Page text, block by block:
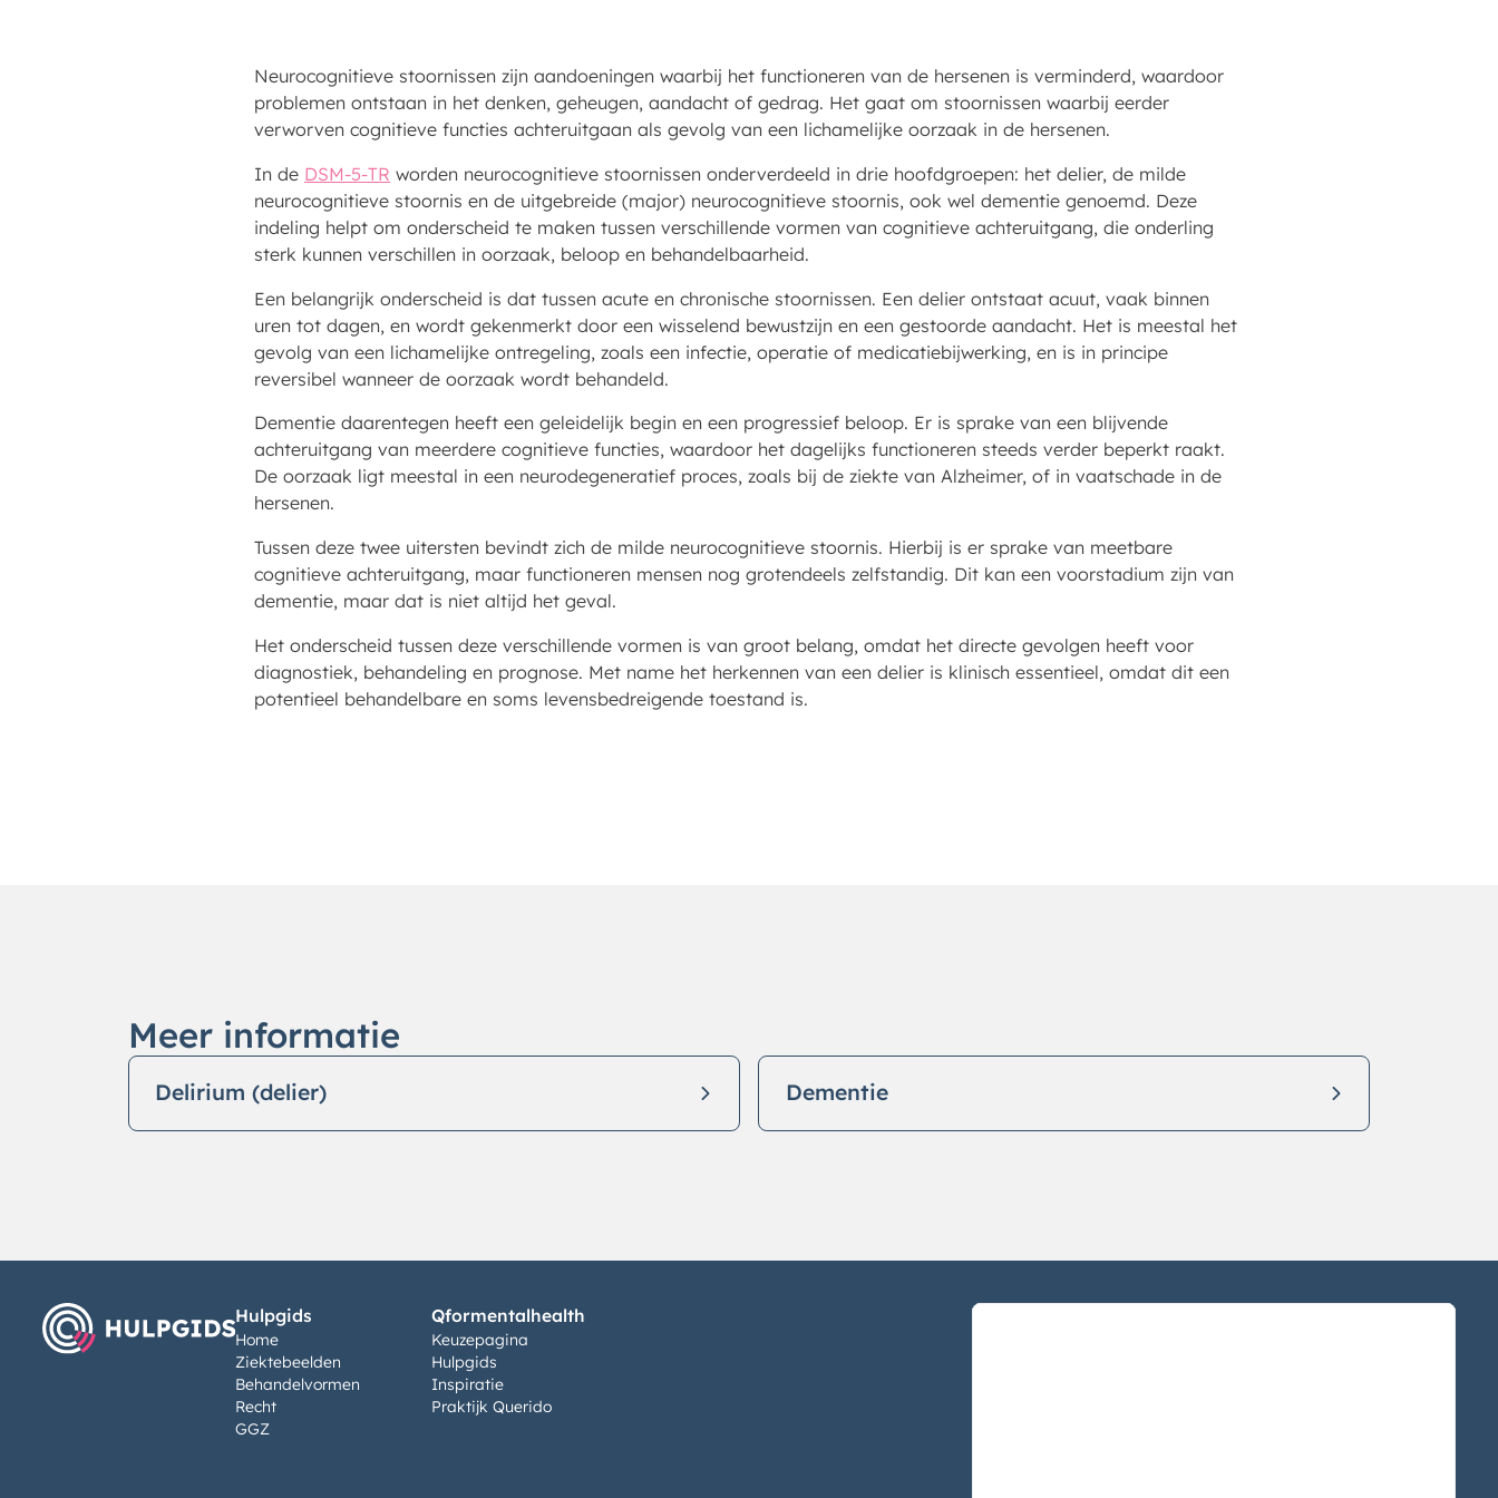
Neurocognitieve stoornissen zijn aandoeningen waarbij het functioneren van de hersenen is verminderd, waardoor
problemen ontstaan in het denken, geheugen, aandacht of gedrag. Het gaat om stoornissen waarbij eerder
verworven cognitieve functies achteruitgaan als gevolg van een lichamelijke oorzaak in de hersenen.
In de DSM-5-TR worden neurocognitieve stoornissen onderverdeeld in drie hoofdgroepen: het delier, de milde
neurocognitieve stoornis en de uitgebreide (major) neurocognitieve stoornis, ook wel dementie genoemd. Deze
indeling helpt om onderscheid te maken tussen verschillende vormen van cognitieve achteruitgang, die onderling
sterk kunnen verschillen in oorzaak, beloop en behandelbaarheid.
Een belangrijk onderscheid is dat tussen acute en chronische stoornissen. Een delier ontstaat acuut, vaak binnen
uren tot dagen, en wordt gekenmerkt door een wisselend bewustzijn en een gestoorde aandacht. Het is meestal het
gevolg van een lichamelijke ontregeling, zoals een infectie, operatie of medicatiebijwerking, en is in principe
reversibel wanneer de oorzaak wordt behandeld.
Dementie daarentegen heeft een geleidelijk begin en een progressief beloop. Er is sprake van een blijvende
achteruitgang van meerdere cognitieve functies, waardoor het dagelijks functioneren steeds verder beperkt raakt.
De oorzaak ligt meestal in een neurodegeneratief proces, zoals bij de ziekte van Alzheimer, of in vaatschade in de
hersenen.
Tussen deze twee uitersten bevindt zich de milde neurocognitieve stoornis. Hierbij is er sprake van meetbare
cognitieve achteruitgang, maar functioneren mensen nog grotendeels zelfstandig. Dit kan een voorstadium zijn van
dementie, maar dat is niet altijd het geval.
Het onderscheid tussen deze verschillende vormen is van groot belang, omdat het directe gevolgen heeft voor
diagnostiek, behandeling en prognose. Met name het herkennen van een delier is klinisch essentieel, omdat dit een
potentieel behandelbare en soms levensbedreigende toestand is.
Meer informatie
Delirium (delier) Dementie
Hulpgids
Home
Ziektebeelden
Behandelvormen
Recht
GGZ
Qformentalhealth
Keuzepagina
Hulpgids
Inspiratie
Praktijk Querido